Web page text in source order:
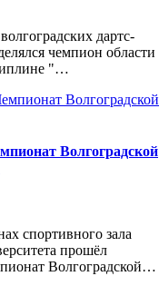
дартс-
чемпион области
"…
Волгоградской
спортивного зала
прошёл
Волгоградской…